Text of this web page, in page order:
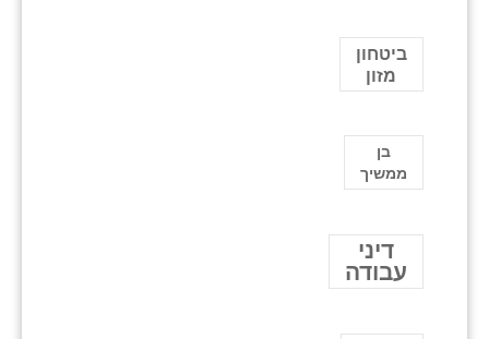
ביטחון
מזון
בן
ממשיך
דיני
עבודה